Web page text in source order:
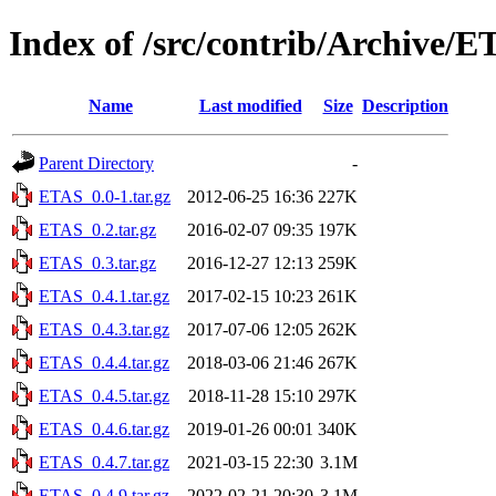
Index of /src/contrib/Archive/
Name Last modified Size Description
Parent Directory
-
ETAS_0.0-1.tar.gz
2012-06-25 16:36 227K
ETAS_0.2.tar.gz
2016-02-07 09:35 197K
ETAS_0.3.tar.gz
2016-12-27 12:13 259K
ETAS_0.4.1.tar.gz
2017-02-15 10:23 261K
ETAS_0.4.3.tar.gz
2017-07-06 12:05 262K
ETAS_0.4.4.tar.gz
2018-03-06 21:46 267K
ETAS_0.4.5.tar.gz
2018-11-28 15:10 297K
ETAS_0.4.6.tar.gz
2019-01-26 00:01 340K
ETAS_0.4.7.tar.gz
2021-03-15 22:30 3.1M